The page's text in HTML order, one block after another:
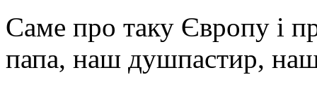
Саме про таку Європу і
папа, наш душпастир,